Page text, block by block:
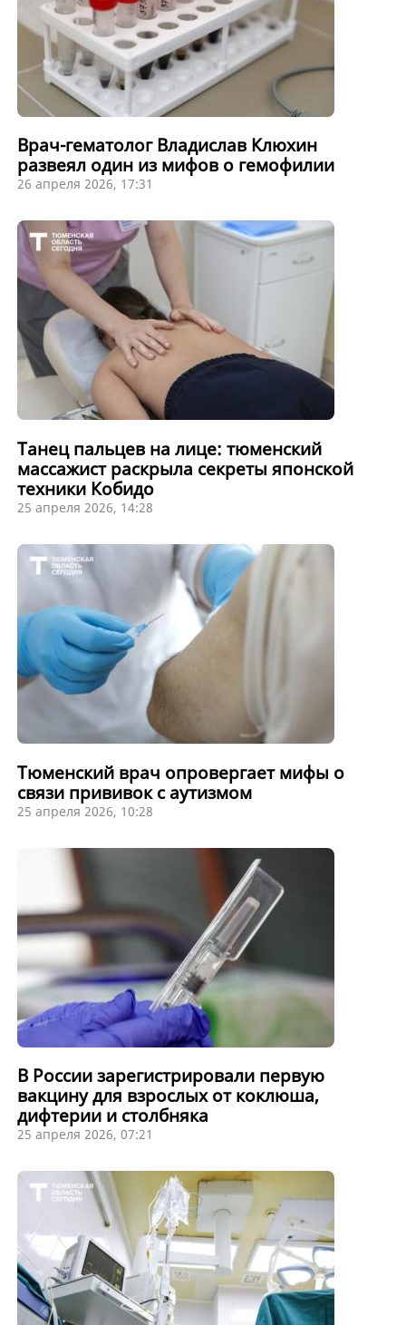
Врач-гематолог Владислав Клюхин
развеял один из мифов о гемофилии
26 апреля 2026, 17:31
Танец пальцев на лице: тюменский
массажист раскрыла секреты японской
техники Кобидо
25 апреля 2026, 14:28
Тюменский врач опровергает мифы о
связи прививок с аутизмом
25 апреля 2026, 10:28
В России зарегистрировали первую
вакцину для взрослых от коклюша,
дифтерии и столбняка
25 апреля 2026, 07:21